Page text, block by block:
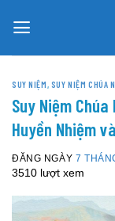
SUY NIỆM, SUY NIỆM CHÚA
Suy Niệm Chúa
Huyền Nhiệm
ĐĂNG NGÀY 7
3510 lượt xem